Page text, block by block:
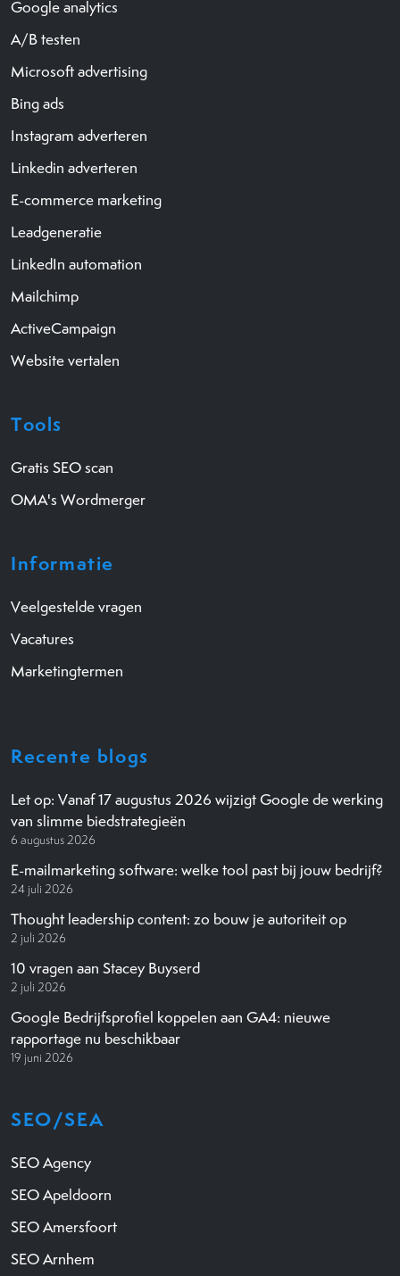
Google analytics
A/B testen
Microsoft advertising
Bing ads
Instagram adverteren
Linkedin adverteren
E-commerce marketing
Leadgeneratie
LinkedIn automation
Mailchimp
ActiveCampaign
Website vertalen
Tools
Gratis SEO scan
OMA's Wordmerger
Informatie
Veelgestelde vragen
Vacatures
Marketingtermen
Recente blogs
Let op: Vanaf 17 augustus 2026 wijzigt Google de werking
van slimme biedstrategieën
6 augustus 2026
E-mailmarketing software: welke tool past bij jouw bedrijf?
24 juli 2026
Thought leadership content: zo bouw je autoriteit op
2 juli 2026
10 vragen aan Stacey Buyserd
2 juli 2026
Google Bedrijfsprofiel koppelen aan GA4: nieuwe
rapportage nu beschikbaar
19 juni 2026
SEO/SEA
SEO Agency
SEO Apeldoorn
SEO Amersfoort
SEO Arnhem